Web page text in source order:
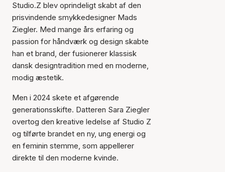
Studio.Z blev oprindeligt skabt af den
prisvindende smykkedesigner Mads
Ziegler. Med mange års erfaring og
passion for håndværk og design skabte
han et brand, der fusionerer klassisk
dansk designtradition med en moderne,
modig æstetik.
Men i 2024 skete et afgørende
generationsskifte. Datteren Sara Ziegler
overtog den kreative ledelse af Studio Z
og tilførte brandet en ny, ung energi og
en feminin stemme, som appellerer
direkte til den moderne kvinde.